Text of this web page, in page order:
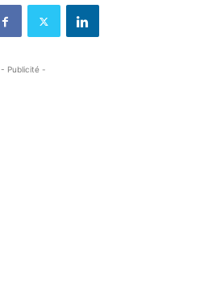
- Publicité -